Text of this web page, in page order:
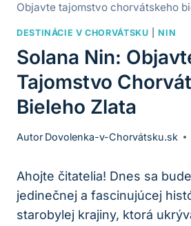
Objavte tajomstvo chorvátskeho
DESTINÁCIE V CHORVÁTSKU |NIN
Solana Nin:
Tajomstvo
Bieleho Zlata
Autor Dovolenka-v-Chorvátsku.sk
Ahojte čitatelia! Dnes sa
jedinečnej a fascinujúcej
starobylej krajiny, ktorá